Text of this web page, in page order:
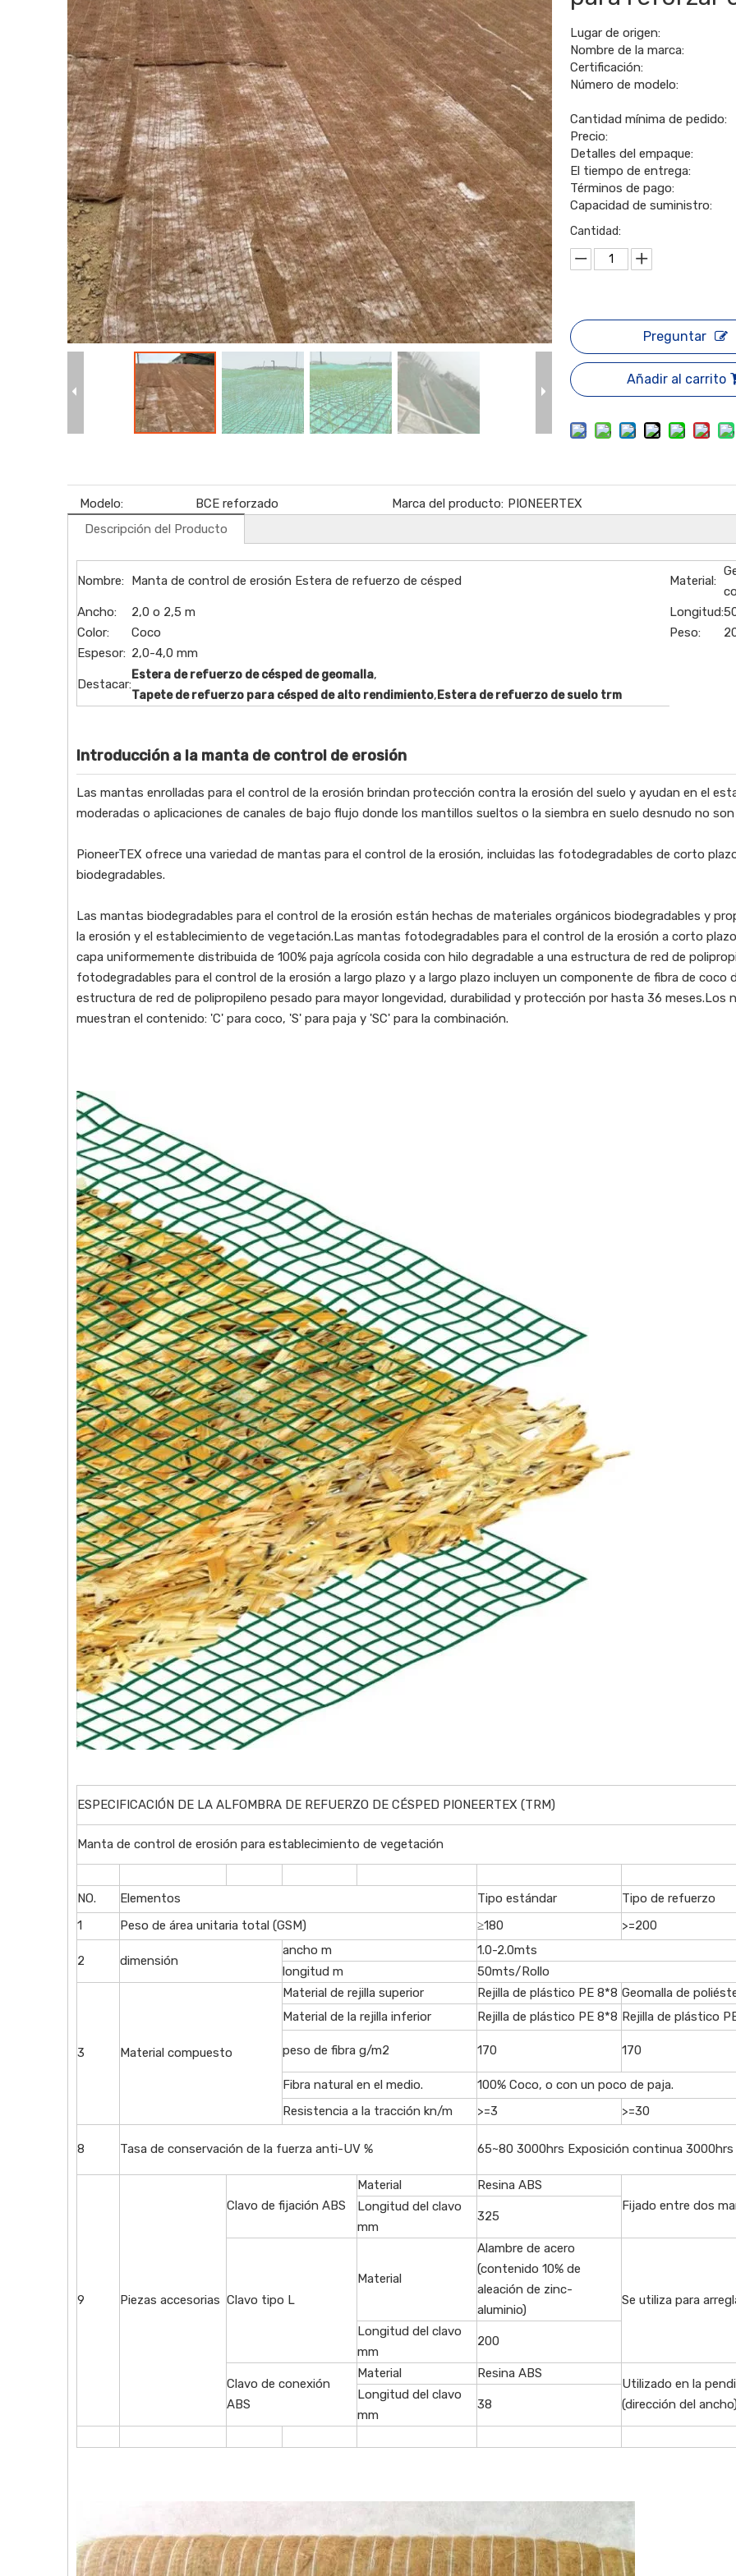
Lugar de origen:
Nombre de la marca:
Certificación:
Número de modelo:
Cantidad mínima de pedido:
Precio:
Detalles del empaque:
El tiempo de entrega:
Términos de pago:
Capacidad de suministro:
Cantidad:
Preguntar
Añadir al carrito
Modelo: BCE reforzado Marca del producto: PIONEERTEX
Descripción del Producto
Nombre: Manta de control de erosión Estera de refuerzo de césped Material:
Ancho:
2,0 o 2,5 m Longitud:
Color:
Coco Peso:
Espesor: 2,0-4,0 mm
Destacar:
Estera de refuerzo de césped de geomalla,
Tapete de refuerzo para césped de alto rendimiento, Estera de refuerzo de suelo trm
Introducción a la manta de control de erosión
Las mantas enrolladas para el control de la erosión brindan protección contra la erosión del suelo y ayudan en el
moderadas o aplicaciones de canales de bajo flujo donde los mantillos sueltos o la siembra en suelo desnudo no
PioneerTEX ofrece una variedad de mantas para el control de la erosión, incluidas las fotodegradables de corto
biodegradables.
Las mantas biodegradables para el control de la erosión están hechas de materiales orgánicos biodegradables y
la erosión y el establecimiento de vegetación.Las mantas fotodegradables para el control de la erosión a corto
capa uniformemente distribuida de 100% paja agrícola cosida con hilo degradable a una estructura de red de
fotodegradables para el control de la erosión a largo plazo y a largo plazo incluyen un componente de fibra de coco
estructura de red de polipropileno pesado para mayor longevidad, durabilidad y protección por hasta 36
muestran el contenido: 'C' para coco, 'S' para paja y 'SC' para la combinación.
ESPECIFICACIÓN DE LA ALFOMBRA DE REFUERZO DE CÉSPED PIONEERTEX (TRM)
Manta de control de erosión para establecimiento de vegetación
NO. Elementos Tipo estándar Tipo de refuerzo
1
Peso de área unitaria total (GSM) ≥180 >=200
2 dimensión
ancho m
1.0-2.0mts
longitud m
50mts/Rollo
3 Material compuesto
Material de rejilla superior Rejilla de plástico PE 8*8 Geomalla de
Material de la rejilla inferior
Rejilla de plástico PE 8*8 Rejilla de plástico
peso de fibra g/m2 170 170
Fibra natural en el medio.
100% Coco, o con un poco de paja.
Resistencia a la tracción kn/m
>=3 >=30
8 Tasa de conservación de la fuerza anti-UV % 65~80 3000hrs Exposición continua 3000hrs
9 Piezas accesorias
Clavo de fijación ABS
Material
Resina ABS
Fijado entre dos
Longitud del clavo
mm
325
Clavo tipo L
Material
Alambre de acero
(contenido 10% de
aleación de zinc-
aluminio)
Se utiliza para
Longitud del clavo
mm
200
Clavo de conexión
ABS
Material Resina ABS
Utilizado en la
(dirección del ancho)
Longitud del clavo
mm
38